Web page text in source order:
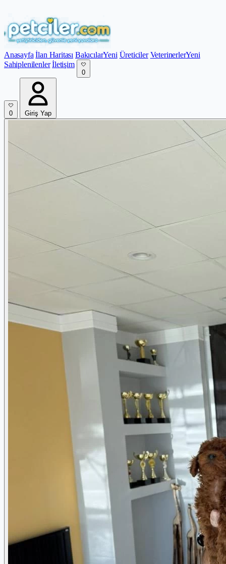
Anasayfa İlan Haritası BakıcılarYeni Üreticiler VeterinerlerYeni
Sahiplenilenler İletişim
0
0 Giriş Yap